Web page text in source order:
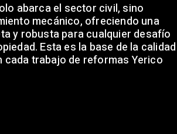
abarca el sector civil, sino
mecánico, ofreciendo una
y robusta para cualquier desafío
Esta es la base de la calidad
cada trabajo de reformas Yerico